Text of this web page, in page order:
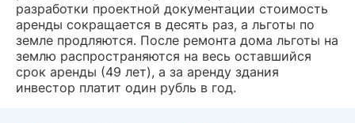
разработки проектной документации стоимость
аренды сокращается в десять раз, а льготы по
земле продляются. После ремонта дома льготы на
землю распространяются на весь оставшийся
срок аренды (49 лет), а за аренду здания
инвестор платит один рубль в год.